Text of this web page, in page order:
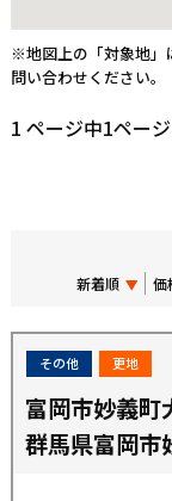
※地図上の「対象地」
問い合わせください。
1 ページ中1ペー
新着順 価
その他 更地
富岡市妙義
群馬県富岡市